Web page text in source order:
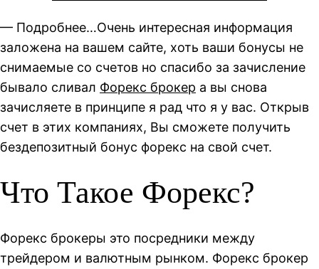
— Подробнее…Очень интересная информация
заложена на вашем сайте, хоть ваши бонусы не
снимаемые со счетов но спасибо за зачисление
бывало сливал Форекс брокер а вы снова
зачисляете в принципе я рад что я у вас. Открыв
счет в этих компаниях, Вы сможете получить
бездепозитный бонус форекс на свой счет.
Что Такое Форекс?
Форекс брокеры это посредники между
трейдером и валютным рынком. Форекс брокер